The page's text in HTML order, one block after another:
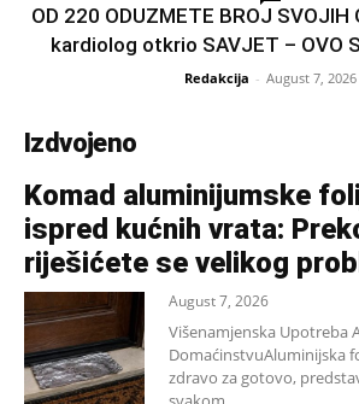
OD 220 ODUZMETE BROJ SVOJIH
kardiolog otkrio SAVJET – OVO
Redakcija - August 7, 2026
Izdvojeno
Komad aluminijumske
ispred kućnih vrata:
riješićete se velikog
August 7, 2026
Višenamjenska Upotreba
DomaćinstvuAluminijska
zdravo za gotovo,